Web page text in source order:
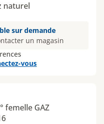
naturel
sur demande
un magasin
vous
femelle GAZ